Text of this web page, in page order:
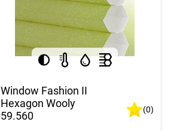
Window Fashion II
Hexagon Wooly
59.560
(0)